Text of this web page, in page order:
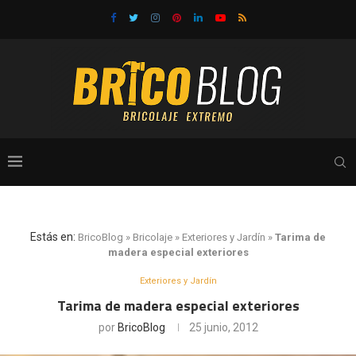
Estás en: BricoBlog » Bricolaje » Exteriores y Jardín » Tarima de
madera especial exteriores
Exteriores y Jardín
Tarima de madera especial exteriores
porBricoBlog 25 junio, 2012